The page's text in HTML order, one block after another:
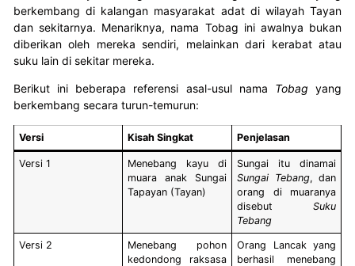
berkembang di kalangan masyarakat adat di wilayah Tayan
dan sekitarnya. Menariknya, nama Tobag ini awalnya bukan
diberikan oleh mereka sendiri, melainkan dari kerabat atau
suku lain di sekitar mereka.
Berikut ini beberapa referensi asal-usul nama Tobag yang
berkembang secara turun-temurun:
Versi Kisah Singkat Penjelasan
Versi 1
Menebang kayu di
muara anak Sungai
Tapayan (Tayan)
Sungai itu dinamai
Sungai Tebang, dan
orang di muaranya
disebut Suku
Tebang
Versi 2
Menebang pohon
kedondong raksasa
Orang Lancak yang
berhasil menebang